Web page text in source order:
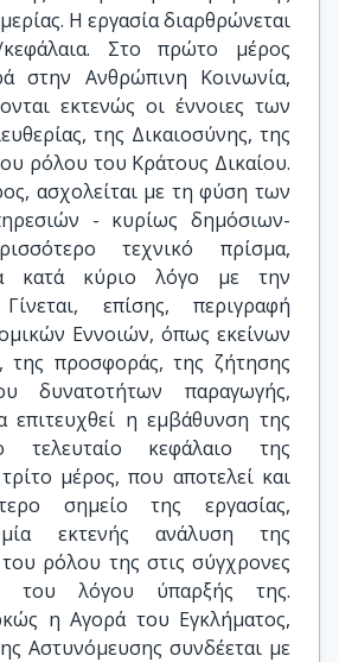
Η εργασία διαρθρώνεται
Στο πρώτο μέρος
στην Ανθρώπινη Κοινωνία,
εκτενώς οι έννοιες των
της Δικαιοσύνης, της
ρόλου του Κράτους Δικαίου.
ασχολείται με τη φύση των
- κυρίως δημόσιων-
τεχνικό πρίσμα,
κατά κύριο λόγο με την
επίσης, περιγραφή
Εννοιών, όπως εκείνων
της προσφοράς, της ζήτησης
δυνατοτήτων παραγωγής,
επιτευχθεί η εμβάθυνση της
τελευταίο κεφάλαιο της
μέρος, που αποτελεί και
σημείο της εργασίας,
εκτενής ανάλυση της
ρόλου της στις σύγχρονες
του λόγου ύπαρξής της.
η Αγορά του Εγκλήματος,
Αστυνόμευσης συνδέεται με